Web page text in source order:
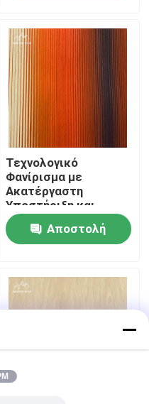
Τεχνολογικό
Φανίρισμα με
Ακατέργαστη
Υποστήριξη και
Μονάδα 0,4
χιλιοστών στο
χρώμα Νεόν
Αποστολή